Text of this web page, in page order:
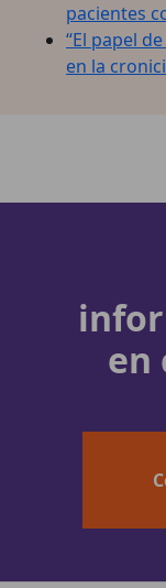
pacientes
“El papel
en la
en